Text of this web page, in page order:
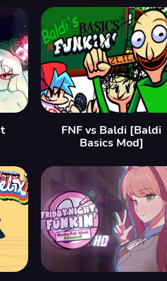
FNF vs Baldi [Baldi
Basics Mod]